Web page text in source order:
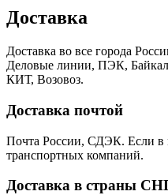
Доставка
Доставка во все города
Деловые линии, ПЭК,
КИТ, Возовоз.
Доставка почтой
Почта России, СДЭК. Если в
транспортных компаний.
Доставка в страны